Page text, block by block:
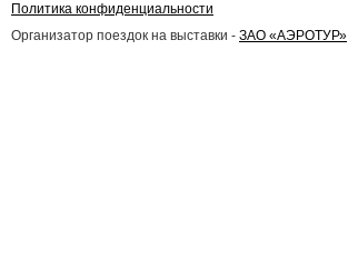
Политика конфиденциальности
Организатор поездок на выставки - ЗАО «АЭРОТУР»